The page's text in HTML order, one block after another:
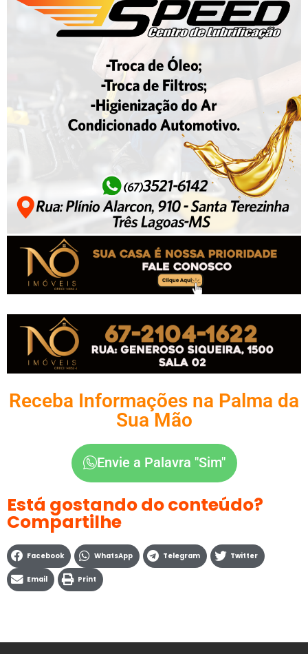
Receba Informações na Palma da
Sua Mão
Envie a Palavra "Sim"
Está gostando do conteúdo?
Compartilhe
Facebook WhatsApp Telegram Twitter
Email Print